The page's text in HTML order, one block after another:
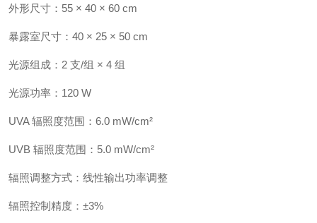
外形尺寸：55 × 40 × 60 cm
暴露室尺寸：40 × 25 × 50 cm
光源组成：2 支/组 × 4 组
光源功率：120 W
UVA 辐照度范围：6.0 mW/cm²
UVB 辐照度范围：5.0 mW/cm²
辐照调整方式：线性输出功率调整
辐照控制精度：±3%